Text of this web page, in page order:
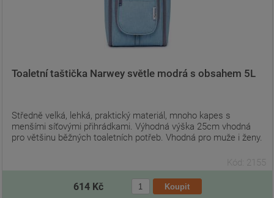
Toaletní taštička Narwey světle modrá s obsahem 5L
Středně velká, lehká, praktický materiál, mnoho kapes s
menšími síťovými přihrádkami. Výhodná výška 25cm vhodná
pro většinu běžných toaletních potřeb. Vhodná pro muže i ženy.
Kód: 2155
614 Kč